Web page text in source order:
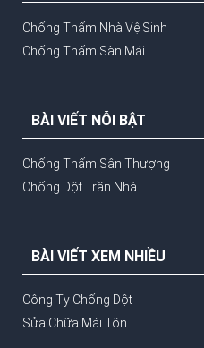
Chống Thấm Nhà Vệ Sinh
Chống Thấm Sàn Mái
BÀI VIẾT NỖI BẬT
Chống Thấm Sân Thượng
Chống Dột Trần Nhà
BÀI VIẾT XEM NHIỀU
Công Ty Chống Dột
Sửa Chữa Mái Tôn